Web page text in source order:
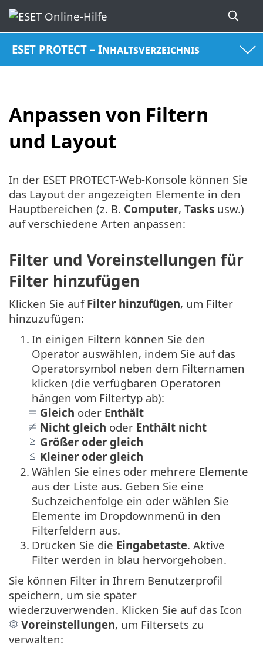
ESET PROTECT – Inhaltsverzeichnis
Anpassen von Filtern
und Layout
In der ESET PROTECT-Web-Konsole können Sie
das Layout der angezeigten Elemente in den
Hauptbereichen (z. B. Computer, Tasks usw.)
auf verschiedene Arten anpassen:
Filter und Voreinstellungen für
Filter hinzufügen
Klicken Sie auf Filter hinzufügen, um Filter
hinzuzufügen:
1. In einigen Filtern können Sie den
Operator auswählen, indem Sie auf das
Operatorsymbol neben dem Filternamen
klicken (die verfügbaren Operatoren
hängen vom Filtertyp ab):
Gleich oder Enthält
Nicht gleich oder Enthält nicht
Größer oder gleich
Kleiner oder gleich
2. Wählen Sie eines oder mehrere Elemente
aus der Liste aus. Geben Sie eine
Suchzeichenfolge ein oder wählen Sie
Elemente im Dropdownmenü in den
Filterfeldern aus.
3. Drücken Sie die Eingabetaste. Aktive
Filter werden in blau hervorgehoben.
Sie können Filter in Ihrem Benutzerprofil
speichern, um sie später
wiederzuverwenden. Klicken Sie auf das Icon
Voreinstellungen, um Filtersets zu
verwalten: